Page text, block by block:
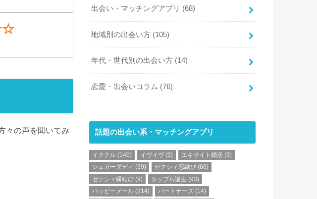
々の声を聞いてみ
出会い・マッチングアプリ (68)
地域別の出会い方 (105)
年代・世代別の出会い方 (14)
恋愛・出会いコラム (76)
話題の出会い系・マッチングアプリ
イククル (140) イヴイヴ(3) エキサイト婚活 (3)
シュガーダディ (39) ゼクシィ恋結び (60)
ゼクシィ縁結び (9) タップル誕生 (93)
ハッピーメール (214) パートナーズ (14)